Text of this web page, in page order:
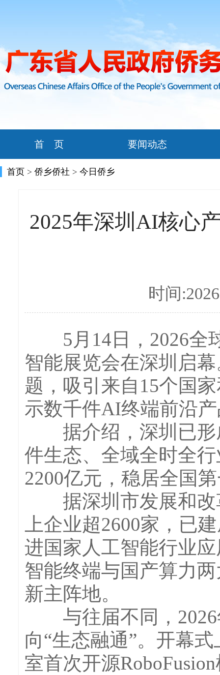
首 页 要闻动态
首页 > 侨乡侨社 > 今日侨乡
2025年深圳AI核心
时间
5月14日，2026全
智能展览会在深圳启
题，吸引来自15个国
示数千件AI终端前沿
据介绍，深圳已形
件生态、全域全时全
2200亿元，稳居全国
据深圳市发展和改
上企业超2600家，已
进国家人工智能行业
智能终端与国产算力
新主阵地。
与往届不同，2026
向“生态融通”。开幕
室首次开源